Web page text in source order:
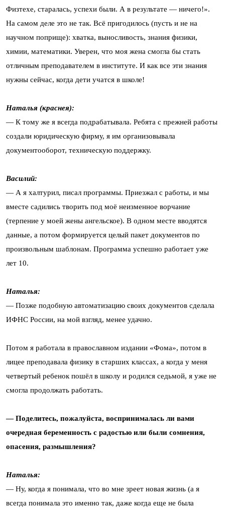
Физтехе, старалась, успехи были. А в результате — ничего!».
На самом деле это не так. Всё пригодилось (пусть и не на
научном поприще): хватка, выносливость, знания физики,
химии, математики. Уверен, что моя жена смогла бы стать
отличным преподавателем в институте. И как все эти знания
нужны сейчас, когда дети учатся в школе!
Наталья (краснея):
— К тому же я всегда подрабатывала. Ребята с прежней работы
создали юридическую фирму, я им организовывала
документооборот, техническую поддержку.
Василий:
— А я халтурил, писал программы. Приезжал с работы, и мы
вместе садились творить под моё неизменное ворчание
(терпение у моей жены ангельское). В одном месте вводятся
данные, а потом формируется целый пакет документов по
произвольным шаблонам. Программа успешно работает уже
лет 10.
Наталья:
— Позже подобную автоматизацию своих документов сделала
ИФНС России, на мой взгляд, менее удачно.
Потом я работала в православном издании «Фома», потом в
лицее преподавала физику в старших классах, а когда у меня
четвертый ребенок пошёл в школу и родился седьмой, я уже не
смогла продолжать работать.
— Поделитесь, пожалуйста, воспринималась ли вами
очередная беременность с радостью или были сомнения,
опасения, размышления?
Наталья:
— Ну, когда я понимала, что во мне зреет новая жизнь (а я
всегда понимала это именно так, даже когда еще не была